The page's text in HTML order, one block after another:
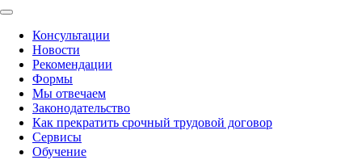
Консультации
Новости
Рекомендации
Формы
Мы отвечаем
Законодательство
Как прекратить срочный трудовой договор
Сервисы
Обучение